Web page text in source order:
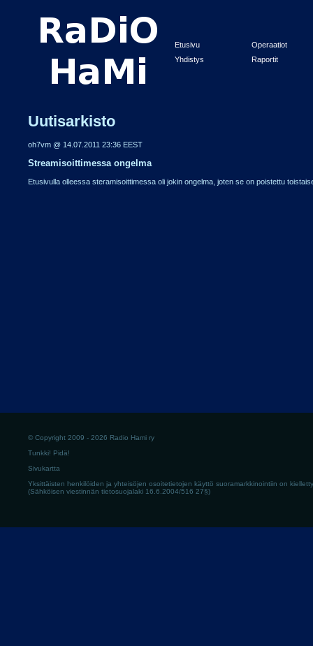
Etusivu
Yhdistys
Operaatiot
Raportit
Uutisarkisto
oh7vm @ 14.07.2011 23:36 EEST
Streamisoittimessa ongelma
Etusivulla olleessa steramisoittimessa oli jokin ongelma, joten se on poistettu
© Copyright 2009 - 2026 Radio Hami ry
Tunkki! Pidä!
Sivukartta
Yksittäisten henkilöiden ja yhteisöjen osoitetietojen käyttö suoramarkkinointiin on
(Sähköisen viestinnän tietosuojalaki 16.6.2004/516 27§)